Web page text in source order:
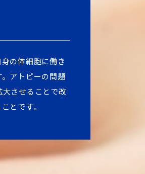
の体細胞に働き
アトピーの問題
させることで改
とです。